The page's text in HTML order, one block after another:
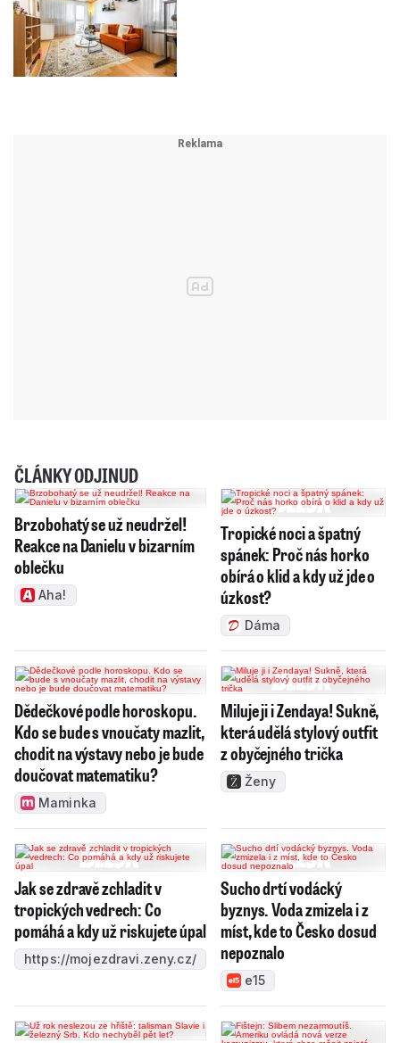
ČLÁNKY ODJINUD
Brzobohatý se už neudržel!
Reakce na Danielu v bizarním
oblečku
Aha!
Tropické noci a špatný
spánek: Proč nás horko
obírá o klid a kdy už jde o
úzkost?
Dáma
Dědečkové podle horoskopu.
Kdo se bude s vnoučaty mazlit,
chodit na výstavy nebo je bude
doučovat matematiku?
Maminka
Miluje ji i Zendaya! Sukně,
která udělá stylový outfit
z obyčejného trička
Ženy
Jak se zdravě zchladit v
tropických vedrech: Co
pomáhá a kdy už riskujete úpal
https://mojezdravi.zeny.cz/
Sucho drtí vodácký
byznys. Voda zmizela i z
míst, kde to Česko dosud
nepoznalo
e15